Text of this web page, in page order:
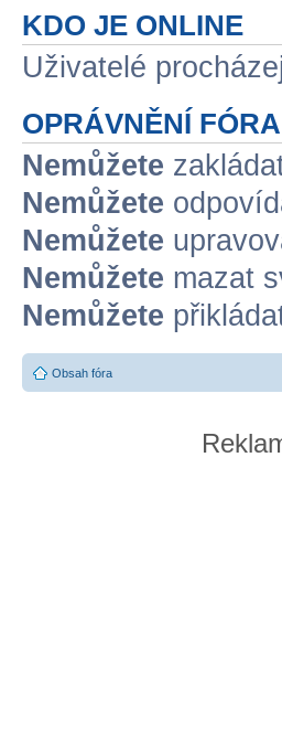
KDO JE ONLINE
Uživatelé
OPRÁVNĚNÍ FÓRA
Nemůžete
Nemůžete
Nemůžete
Nemůžete mazat
Nemůžete
Obsah fóra